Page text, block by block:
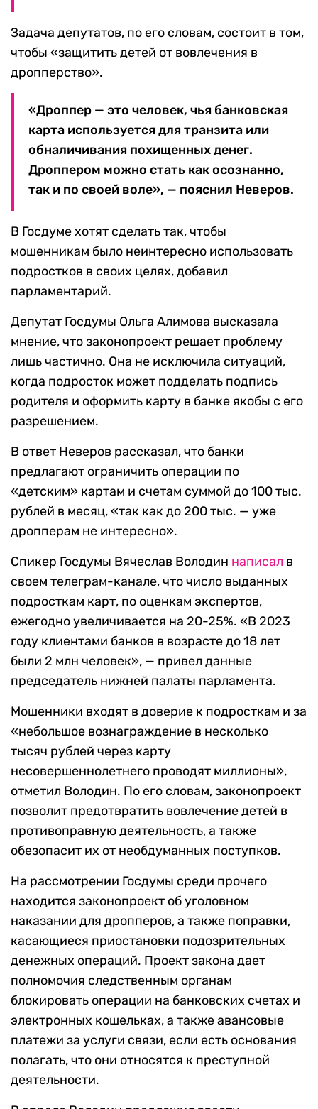
Задача депутатов, по его словам, состоит в том,
чтобы «защитить детей от вовлечения в
дропперство».
«Дроппер — это человек, чья банковская
карта используется для транзита или
обналичивания похищенных денег.
Дроппером можно стать как осознанно,
так и по своей воле», — пояснил Неверов.
В Госдуме хотят сделать так, чтобы
мошенникам было неинтересно использовать
подростков в своих целях, добавил
парламентарий.
Депутат Госдумы Ольга Алимова высказала
мнение, что законопроект решает проблему
лишь частично. Она не исключила ситуаций,
когда подросток может подделать подпись
родителя и оформить карту в банке якобы с его
разрешением.
В ответ Неверов рассказал, что банки
предлагают ограничить операции по
«детским» картам и счетам суммой до 100 тыс.
рублей в месяц, «так как до 200 тыс. — уже
дропперам не интересно».
Спикер Госдумы Вячеслав Володин написал в
своем телеграм-канале, что число выданных
подросткам карт, по оценкам экспертов,
ежегодно увеличивается на 20-25%. «В 2023
году клиентами банков в возрасте до 18 лет
были 2 млн человек», — привел данные
председатель нижней палаты парламента.
Мошенники входят в доверие к подросткам и за
«небольшое вознаграждение в несколько
тысяч рублей через карту
несовершеннолетнего проводят миллионы»,
отметил Володин. По его словам, законопроект
позволит предотвратить вовлечение детей в
противоправную деятельность, а также
обезопасит их от необдуманных поступков.
На рассмотрении Госдумы среди прочего
находится законопроект об уголовном
наказании для дропперов, а также поправки,
касающиеся приостановки подозрительных
денежных операций. Проект закона дает
полномочия следственным органам
блокировать операции на банковских счетах и
электронных кошельках, а также авансовые
платежи за услуги связи, если есть основания
полагать, что они относятся к преступной
деятельности.